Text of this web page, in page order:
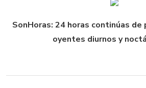
SonHoras: 24 horas continúas de
oyentes diurnos y